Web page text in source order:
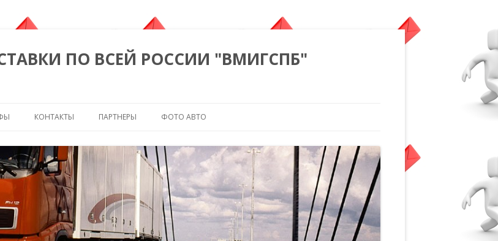
ПО ВСЕЙ РОССИИ "ВМИГСПБ"
КОНТАКТЫ ПАРТНЕРЫ ФОТО АВТО